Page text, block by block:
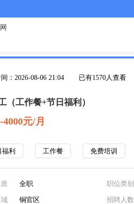
：2026-08-06 21:04 已有1570人查看
（工作餐+节日福利）
4000元/月
利 工作餐 免费培训
全职
铜官区
职位类别
招聘人数